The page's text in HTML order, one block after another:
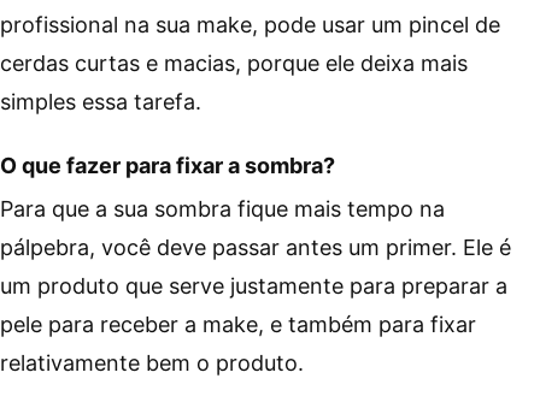
profissional na sua make, pode usar um pincel de
cerdas curtas e macias, porque ele deixa mais
simples essa tarefa.
O que fazer para fixar a sombra?
Para que a sua sombra fique mais tempo na
pálpebra, você deve passar antes um primer. Ele é
um produto que serve justamente para preparar a
pele para receber a make, e também para fixar
relativamente bem o produto.